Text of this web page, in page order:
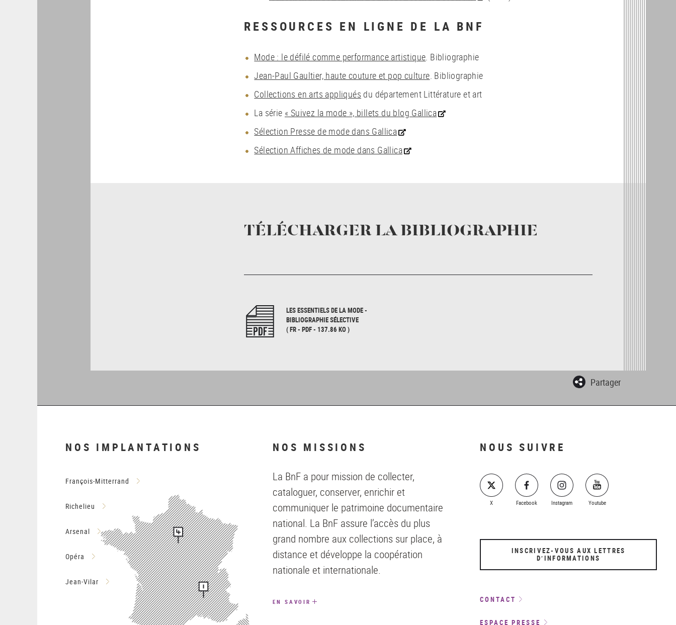
RESSOURCES EN LIGNE DE LA BNF
Mode : le défilé comme performance artistique. Bibliographie
Jean-Paul Gaultier, haute couture et pop culture. Bibliographie
Collections en arts appliqués du département Littérature et art
La série « Suivez la mode », billets du blog Gallica
Sélection Presse de mode dans Gallica
Sélection Affiches de mode dans Gallica
TÉLÉCHARGER LA BIBLIOGRAPHIE
LES ESSENTIELS DE LA MODE -
BIBLIOGRAPHIE SÉLECTIVE
( FR - PDF - 137.86 KO )
Partager
NOS IMPLANTATIONS
François-Mitterrand
Richelieu
Arsenal
Opéra
Jean-Vilar
NOS MISSIONS
La BnF a pour mission de collecter,
cataloguer, conserver, enrichir et
communiquer le patrimoine documentaire
national. La BnF assure l’accès du plus
grand nombre aux collections sur place, à
distance et développe la coopération
nationale et internationale.
EN SAVOIR
NOUS SUIVRE
X Facebook Instagram Youtube
INSCRIVEZ-VOUS AUX LETTRES
D’INFORMATIONS
CONTACT
ESPACE PRESSE